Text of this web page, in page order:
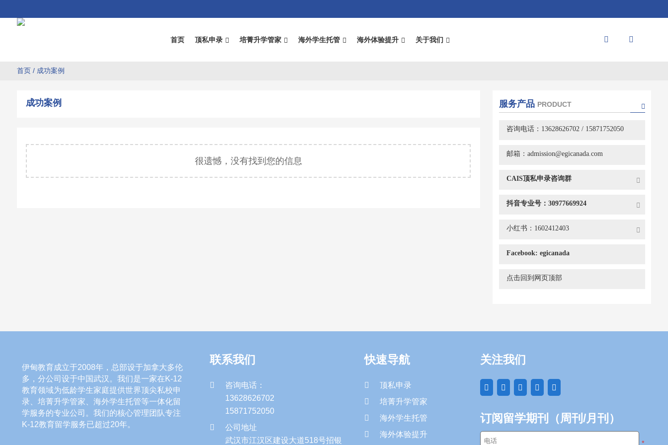
首页 顶私申录 培菁升学管家 海外学生托管 海外体验提升 关于我们
首页/ 成功案例
成功案例
很遗憾，没有找到您的信息
服务产品 PRODUCT
咨询电话：13628626702 / 15871752050
邮箱：admission@egicanada.com
CAIS顶私申录咨询群
抖音专业号：30977669924
小红书：1602412403
Facebook: egicanada
点击回到网页顶部
伊甸教育成立于2008年，总部设于加拿大多伦
多，分公司设于中国武汉。我们是一家在K-12
教育领域为低龄学生家庭提供世界顶尖私校申
录、培菁升学管家、海外学生托管等一体化留
学服务的专业公司。我们的核心管理团队专注
K-12教育留学服务已超过20年。
联系我们
咨询电话：
13628626702
15871752050
公司地址
武汉市江汉区建设大道518号招银
快速导航
顶私申录
培菁升学管家
海外学生托管
海外体验提升
关注我们
订阅留学期刊（周刊/月刊）
*